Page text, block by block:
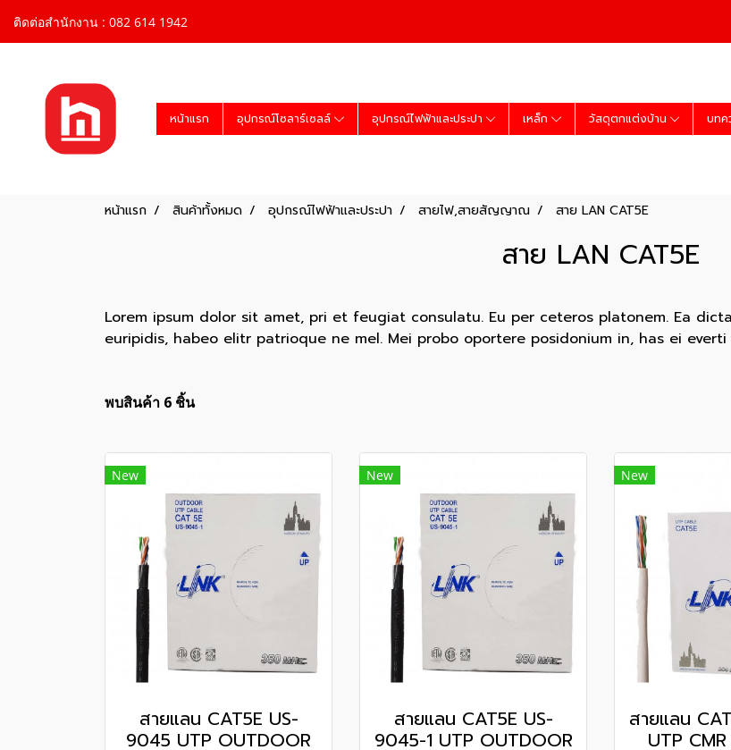
ติดต่อสำนักงาน : 082 614 1942
หน้าแรก อุปกรณ์โซลาร์เซลล์ อุปกรณ์ไฟฟ้าและประปา เหล็ก วัสดุตกแต่งบ้าน บทค
หน้าแรก สินค้าทั้งหมด อุปกรณ์ไฟฟ้าและประปา สายไฟ,สายสัญญาณ สาย LAN CAT5E
สาย LAN CAT5E
Lorem ipsum dolor sit amet, pri et feugiat consulatu. Eu per ceteros platonem. Ea
euripidis, habeo elitr patrioque ne mel. Mei probo oportere posidonium in, has ei
พบสินค้า 6 ชิ้น
New
สายแลน CAT5E US-
9045 UTP OUTDOOR
New
สายแลน CAT5E US-
9045-1 UTP OUTDOOR
New
สายแลน
UTP